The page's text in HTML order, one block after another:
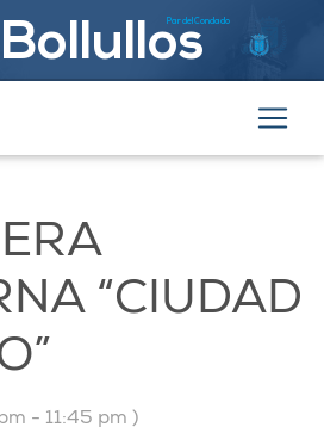
Par del Condado
Bollullos
“CIUDAD
- 11:45 pm )